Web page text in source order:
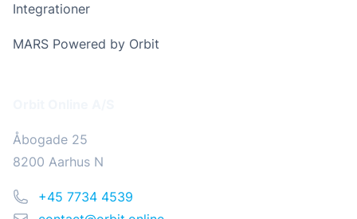
Integrationer
MARS Powered by Orbit
Åbogade 25
8200 Aarhus N
Telefon+45 7734 4539